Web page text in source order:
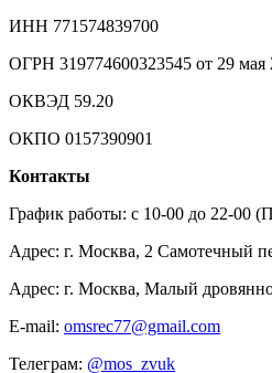
ИНН 771574839700
ОГРН 319774600323545 от 29 мая
ОКВЭД 59.20
ОКПО 0157390901
Контакты
График работы: c 10-00 до 22-00
Адрес: г. Москва, 2 Самотечный
Адрес: г. Москва, Малый
E-mail: omsrec77@gmail.com
Телеграм: @mos_zvuk